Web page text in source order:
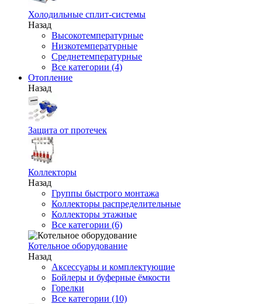
Холодильные сплит-системы
Назад
Высокотемпературные
Низкотемпературные
Среднетемпературные
Все категории (4)
Отопление
Назад
Защита от протечек
Коллекторы
Назад
Группы быстрого монтажа
Коллекторы распределительные
Коллекторы этажные
Все категории (6)
Котельное оборудование
Назад
Аксессуары и комплектующие
Бойлеры и буферные ёмкости
Горелки
Все категории (10)